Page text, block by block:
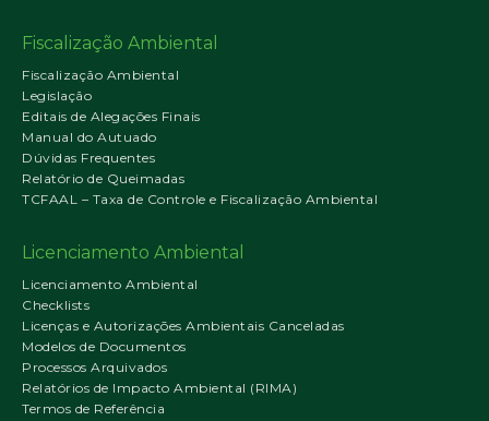
Fiscalização Ambiental
Fiscalização Ambiental
Legislação
Editais de Alegações Finais
Manual do Autuado
Dúvidas Frequentes
Relatório de Queimadas
TCFAAL – Taxa de Controle e Fiscalização Ambiental
Licenciamento Ambiental
Licenciamento Ambiental
Checklists
Licenças e Autorizações Ambientais Canceladas
Modelos de Documentos
Processos Arquivados
Relatórios de Impacto Ambiental (RIMA)
Termos de Referência